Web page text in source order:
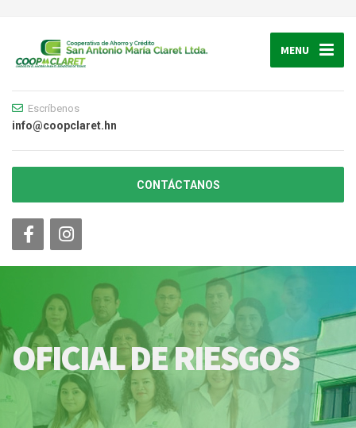
MENU
Escríbenos
info@coopclaret.hn
CONTÁCTANOS
OFICIAL DE RIESGOS